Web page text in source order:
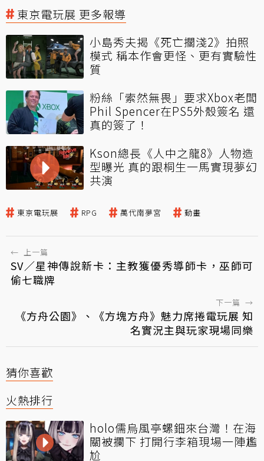
東京電玩展 更多報導
小島秀夫揭《死亡擱淺2》拍照
模式 稱本作會更怪、更有實驗性
質
粉絲「索然無畏」要求Xbox老闆
Phil Spencer在PS5外殼簽名 還
真的簽了！
Kson總長《人中之龍8》人物造
型曝光 真的跟桐生一馬實現夢幻
共演
東京電玩展 RPG 萬代南夢宮 動畫
← 上一篇
SV／星神傳說新卡：主教獲優秀導師卡，巫師可
偷七職牌
下一篇 →
《方舟公園》、《方塊方舟》魅力席捲電玩展 知
名實況主與玩家現場同樂
猜你喜歡
火熱排行
holo儒烏風亭螺鈿來台灣！在海
關被攔下 打開行李箱現場一陣尷
尬